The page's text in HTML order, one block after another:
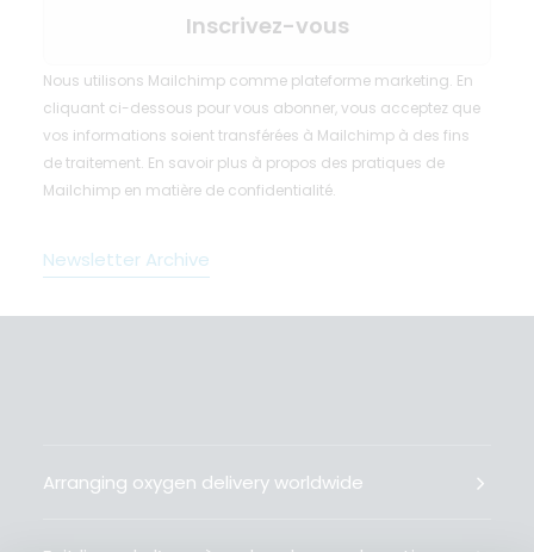
Nous utilisons Mailchimp comme plateforme marketing. En
cliquant ci-dessous pour vous abonner, vous acceptez que
vos informations soient transférées à Mailchimp à des fins
de traitement. En savoir plus à propos des pratiques de
Mailchimp en matière de confidentialité.
Newsletter Archive
Arranging oxygen delivery worldwide